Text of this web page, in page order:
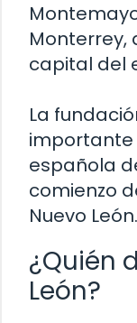
Monterrey,
capital del
La
importante
española
comienzo
Nuevo León.
¿Quién
León?